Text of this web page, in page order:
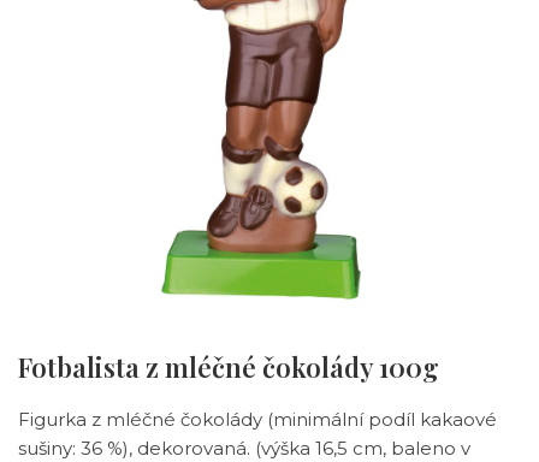
Fotbalista z mléčné čokolády 100g
Figurka z mléčné čokolády (minimální podíl kakaové
sušiny: 36 %), dekorovaná. (výška 16,5 cm, baleno v